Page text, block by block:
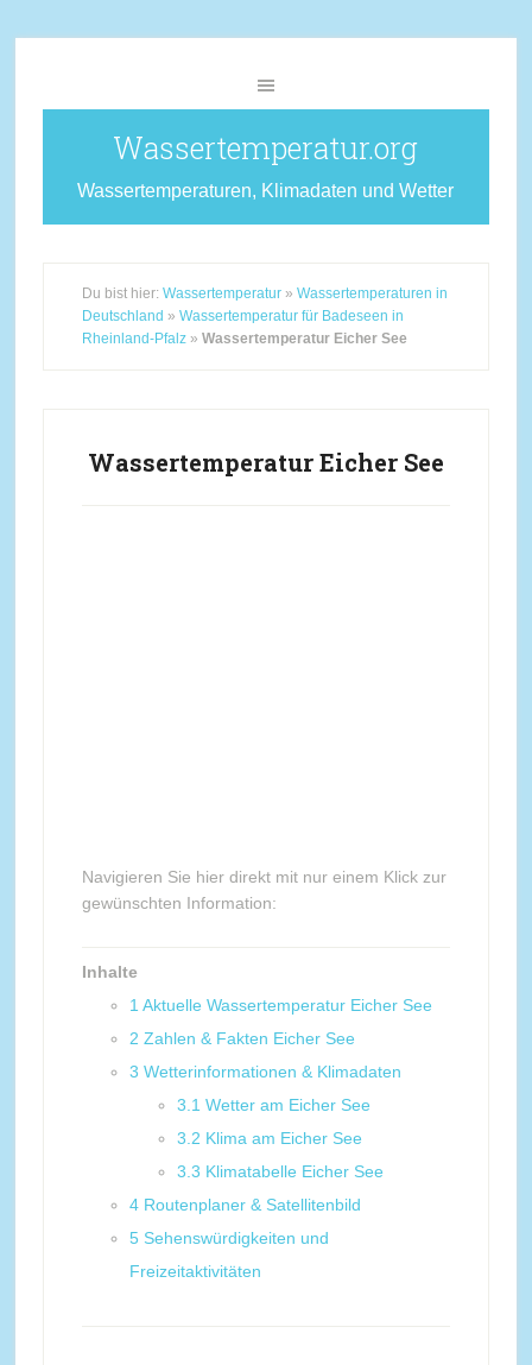
Wassertemperatur.org
Wassertemperaturen, Klimadaten und Wetter
Du bist hier: Wassertemperatur» Wassertemperaturen in
Deutschland » Wassertemperatur für Badeseen in
Rheinland-Pfalz» Wassertemperatur Eicher See
Wassertemperatur Eicher See
Navigieren Sie hier direkt mit nur einem Klick zur
gewünschten Information:
Inhalte
1 Aktuelle Wassertemperatur Eicher See
2 Zahlen & Fakten Eicher See
3 Wetterinformationen & Klimadaten
3.1 Wetter am Eicher See
3.2 Klima am Eicher See
3.3 Klimatabelle Eicher See
4 Routenplaner & Satellitenbild
5 Sehenswürdigkeiten und
Freizeitaktivitäten